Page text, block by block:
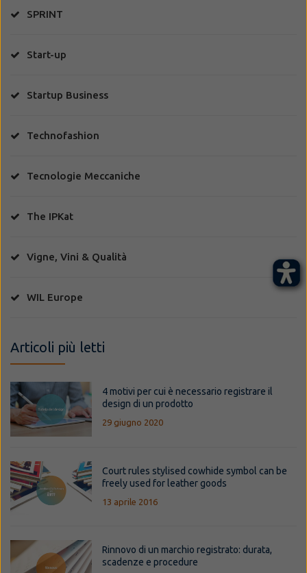
SPRINT
Start-up
Startup Business
Technofashion
Tecnologie Meccaniche
The IPKat
Vigne, Vini & Qualità
WIL Europe
Articoli più letti
4 motivi per cui è necessario registrare il
design di un prodotto
29 giugno 2020
Court rules stylised cowhide symbol can be
freely used for leather goods
13 aprile 2016
Rinnovo di un marchio registrato: durata,
scadenze e procedure